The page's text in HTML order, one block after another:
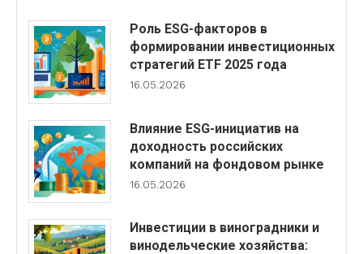
Роль ESG-факторов в
формировании инвестиционных
стратегий ETF 2025 года
16.05.2026
Влияние ESG-инициатив на
доходность российских
компаний на фондовом рынке
16.05.2026
Инвестиции в виноградники и
винодельческие хозяйства: